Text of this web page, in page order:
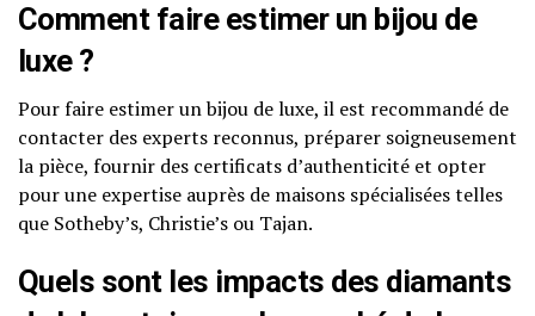
Comment faire estimer un bijou de
luxe ?
Pour faire estimer un bijou de luxe, il est recommandé de
contacter des experts reconnus, préparer soigneusement
la pièce, fournir des certificats d’authenticité et opter
pour une expertise auprès de maisons spécialisées telles
que Sotheby’s, Christie’s ou Tajan.
Quels sont les impacts des diamants